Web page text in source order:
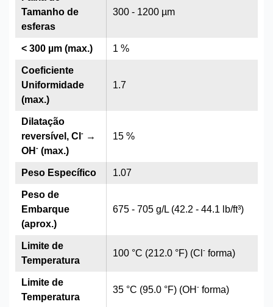
300 - 1200 µm
1 %
1.7
15 %
1.07
675 - 705 g/L (42.2 - 44.1 lb/ft³)
100 °C (212.0 °F) (Cl - forma)
35 °C (95.0 °F) (OH - forma)
Tamanho de
esferas
< 300 µm (max.)
Coeficiente
Uniformidade
(max.)
Dilatação
reversível, Cl - →
OH - (max.)
Peso Específico
Peso de
Embarque
(aprox.)
Limite de
Temperatura
Limite de
Temperatura